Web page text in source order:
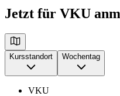
Jetzt für VKU
Kursstandort Wochentag
VKU